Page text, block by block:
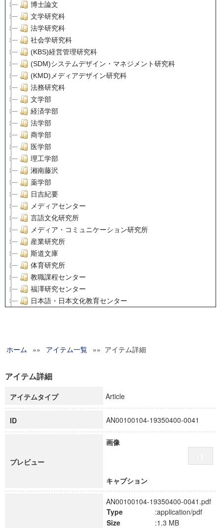
博士論文
文学研究科
法学研究科
社会学研究科
(KBS)経営管理研究科
(SDM)システムデザイン・マネジメント研究科
(KMD)メディアデザイン研究科
法務研究科
文学部
経済学部
法学部
商学部
医学部
理工学部
湘南藤沢
薬学部
日吉紀要
メディアセンター
言語文化研究所
メディア・コミュニケーション研究所
産業研究所
斯道文庫
体育研究所
教職課程センター
福澤研究センター
日本語・日本文化教育センター
グローバルリサーチインスティテュート
科学研究費補助金研究成果報告書
慶應義塾大学グローバルCOEプログラム市民社会ガバナンス
慶應義塾大学グローバルCOEプログラム論理と感性の先端的
博士課程教育リーディングプログラム「超成熟社会発展のサ
学術雑誌掲載論文等(8)
ホーム »» アイテム一覧 »» アイテム詳細
アイテム詳細
アイテムタイプ Article
ID AN00100104-19350400-0041
プレビュー
画像
キャプション
AN00100104-19350400-0041.pdf
Type
:application/pdf
Size
:1.3 MB